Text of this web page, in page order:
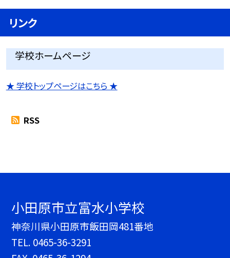
リンク
学校ホームページ
★ 学校トップページはこちら ★
RSS
小田原市立富水小学校
神奈川県小田原市飯田岡481番地
TEL. 0465-36-3291